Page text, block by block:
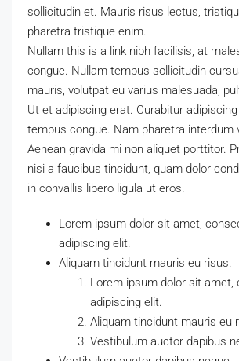
sollicitudin et. Mauris risus lectus,
pharetra tristique enim.
Nullam this is a link nibh facilisis, at
congue. Nullam tempus sollicitudin
mauris, volutpat eu varius malesuada,
Ut et adipiscing erat. Curabitur
tempus congue. Nam pharetra interdum
Aenean gravida mi non aliquet porttitor.
nisi a faucibus tincidunt, quam dolor
in convallis libero ligula ut eros.
Lorem ipsum dolor sit amet,
adipiscing elit.
Aliquam tincidunt mauris eu risus.
Lorem ipsum dolor sit amet,
adipiscing elit.
Aliquam tincidunt mauris eu
Vestibulum auctor dapibus